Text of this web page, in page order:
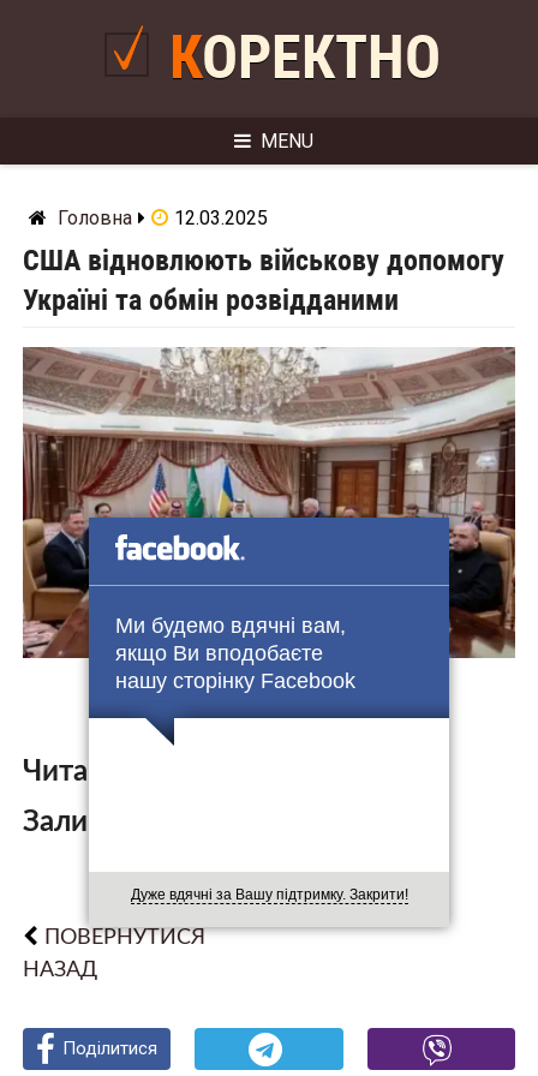
Ми будемо вдячні вам,
якщо Ви вподобаєте
нашу сторінку Facebook
Дуже вдячні за Вашу підтримку. Закрити!
КОРЕКТНО
MENU
Головна 12.03.2025
США відновлюють військову допомогу
Україні та обмін розвідданими
Читайте також:
Залишити коментар:
ПОВЕРНУТИСЯ
НАЗАД
Поділитися